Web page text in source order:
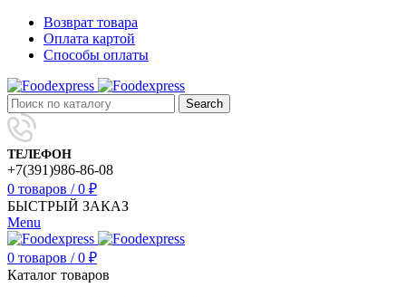
Возврат товара
Оплата картой
Способы оплаты
Search
ТЕЛЕФОН
+7(391)986-86-08
0 товаров / 0 ₽
БЫСТРЫЙ ЗАКАЗ
Menu
0 товаров / 0 ₽
Каталог товаров